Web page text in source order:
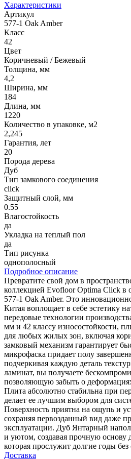
Характеристики
Артикул
577-1 Оak Amber
Класс
42
Цвет
Коричневый / Бежевый
Толщина, мм
4,2
Ширина, мм
184
Длина, мм
1220
Количество в упаковке, м2
2,245
Гарантия, лет
20
Порода дерева
Дуб
Тип замкового соединения
click
Защитный слой, мм
0.55
Влагостойкость
да
Укладка на теплый пол
да
Тип рисунка
однополосный
Подробное описание
Превратите свой дом в
коллекцией Evofloor Optima Click в
577-1 Oak Amber. Это
Китая воплощает в себе эстетику
передовые технологии
мм и 42 классу износостойкости,
для любых жилых зон, включая
замковый механизм гарантирует
микрофаска придает полу
подчеркивая каждую деталь
ламинат, вы получаете
позволяющую забыть о
Плита абсолютно стабильна при
делает ее лучшим выбором для
Поверхность приятна на ощупь и
сохраняя первозданный вид даже
эксплуатации. Дуб Янтарный
и уютом, создавая прочную основу
которая прослужит долгие годы без
Доставка